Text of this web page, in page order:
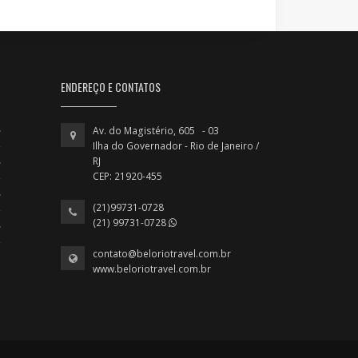
ENDEREÇO E CONTATOS
Av. do Magistério, 605 - 03
Ilha do Governador - Rio de Janeiro /
RJ
CEP: 21920-455
(21)99731-0728
(21) 99731-0728
contato@beloriotravel.com.br
www.beloriotravel.com.br